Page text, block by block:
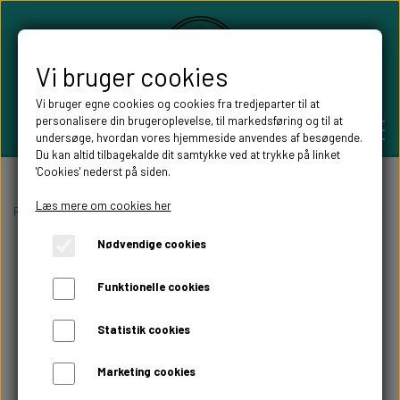
PERSONLIGE GAVER
BRYLLUPS GAVER
DÅBSGAVER/ NAVNGIVNING
SKILTE TIL FESTEN
WILLOW TREE FIGURER
WILLOW TREE BRYLLUPS FIGURER
Forside Willow Tree figurer
Vi bruger cookies
Vi bruger egne cookies og cookies fra tredjeparter til at
personalisere din brugeroplevelse, til markedsføring og til at
undersøge, hvordan vores hjemmeside anvendes af besøgende.
Du kan altid tilbagekalde dit samtykke ved at trykke på linket
'Cookies' nederst på siden.
Læs mere om cookies her
Nødvendige cookies
Funktionelle cookies
Statistik cookies
Marketing cookies